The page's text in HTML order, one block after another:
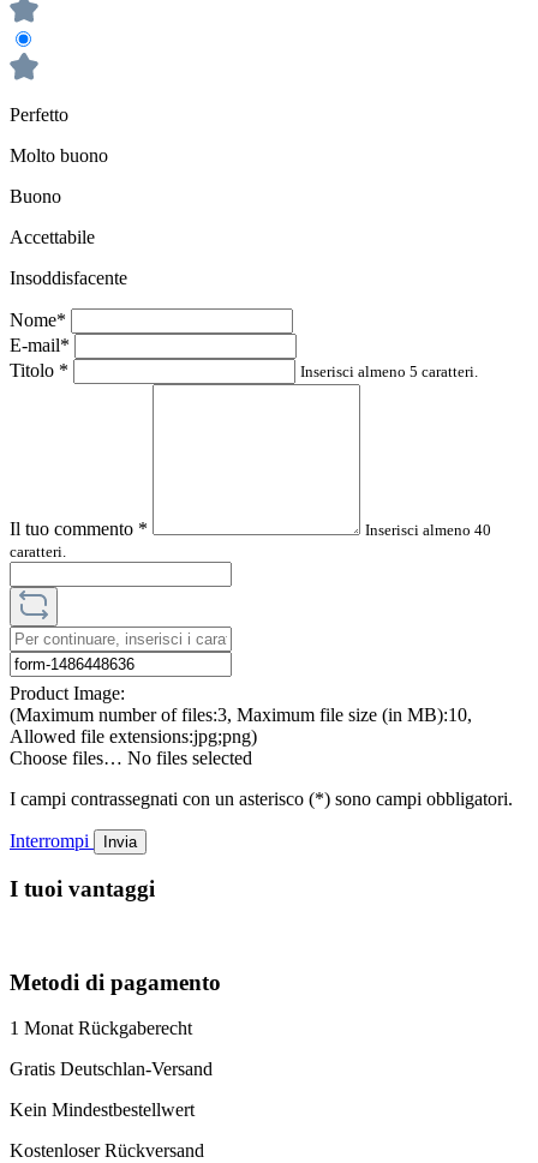
Perfetto
Molto buono
Buono
Accettabile
Insoddisfacente
Nome*
E-mail*
Titolo * Inserisci almeno 5 caratteri.
Il tuo commento *
Inserisci almeno 40
caratteri.
Product Image:
(Maximum number of files:3, Maximum file size (in MB):10,
Allowed file extensions:jpg;png)
Choose files… No files selected
I campi contrassegnati con un asterisco (*) sono campi obbligatori.
Interrompi Invia
I tuoi vantaggi
Metodi di pagamento
1 Monat Rückgaberecht
Gratis Deutschlan-Versand
Kein Mindestbestellwert
Kostenloser Rückversand